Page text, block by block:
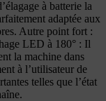
à batterie la
adaptée aux
Autre point fort :
LED à 180° : Il
la machine dans
à l’utilisateur de
telles que l’état